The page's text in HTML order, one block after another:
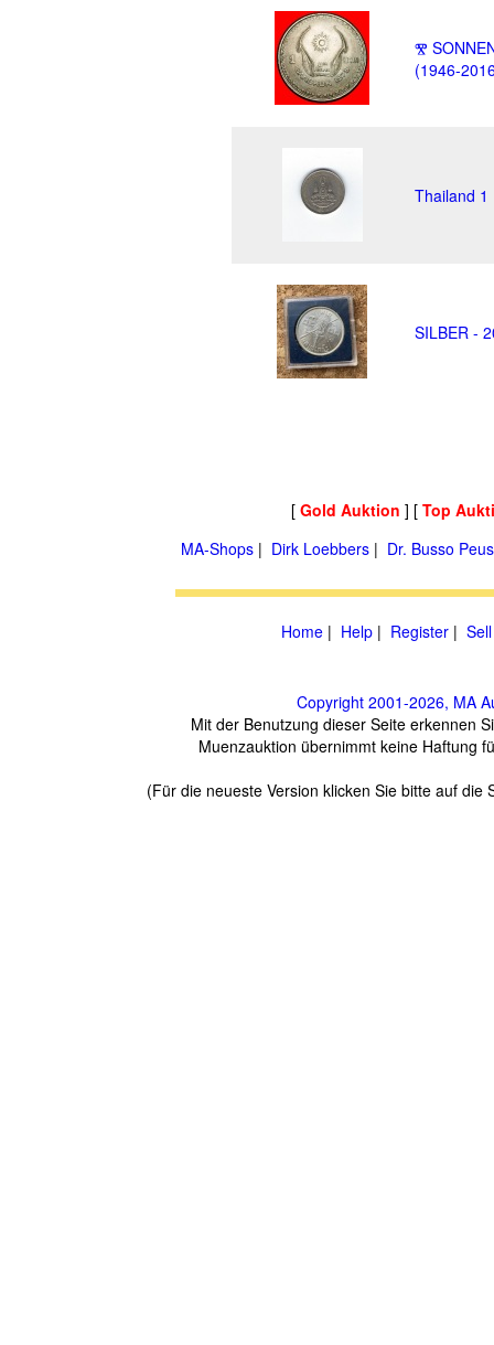
Ⰺ
(1946-
Thailand 1
SILBER -
[ Gold Auktion ] [ Top
MA-Shops| Dirk Loebbers| Dr. Busso Peus
Home| Help| Register| Sell
Copyright 2001-2026, MA
Mit der Benutzung dieser Seite erkennen
Muenzauktion übernimmt keine Haftung
(Für die neueste Version klicken Sie bitte auf